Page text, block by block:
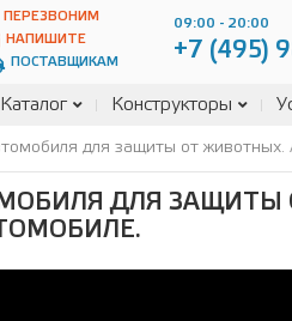
ПЕРЕЗВОНИМ
НАПИШИТЕ
ПОСТАВЩИКАМ
09:00 - 20:00
+7 (495)
Каталог Конструкторы
для защиты от
ДЛЯ